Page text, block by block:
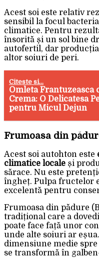
Acest soi este relativ
sensibil la focul
climatice. Pentru
însorită și un sol bine
autofertil, dar
altor soiuri de peri.
Citeste si...
Omleta Frantuzeasca
Crema: O Delicatesa
pentru Micul Dejun
Frumoasa din
Acest soi autohton este
climatice locale și
sărace. Nu este
îngheț. Pulpa fructelor
excelentă pentru
Frumoasa din pădure
tradițional care a
poate face față unor
unde alte soiuri ar
dimensiune medie
se transformă în